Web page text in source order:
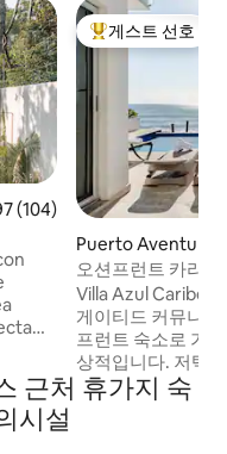
점(5점 만점), 후기 104
(104)
sala
상위 게스트 선호
게스트 선호
Puerto Aventuras
오션프런트 카리브
명 수용 가능
Villa Azul Caribe
게이티드 커뮤니
프런트 숙소로 가
상적입니다. 저택
다. - 카리브해를 마주하는 전용 욕실이 있
는 킹 사이즈 침대
근처 휴가지 숙
시설